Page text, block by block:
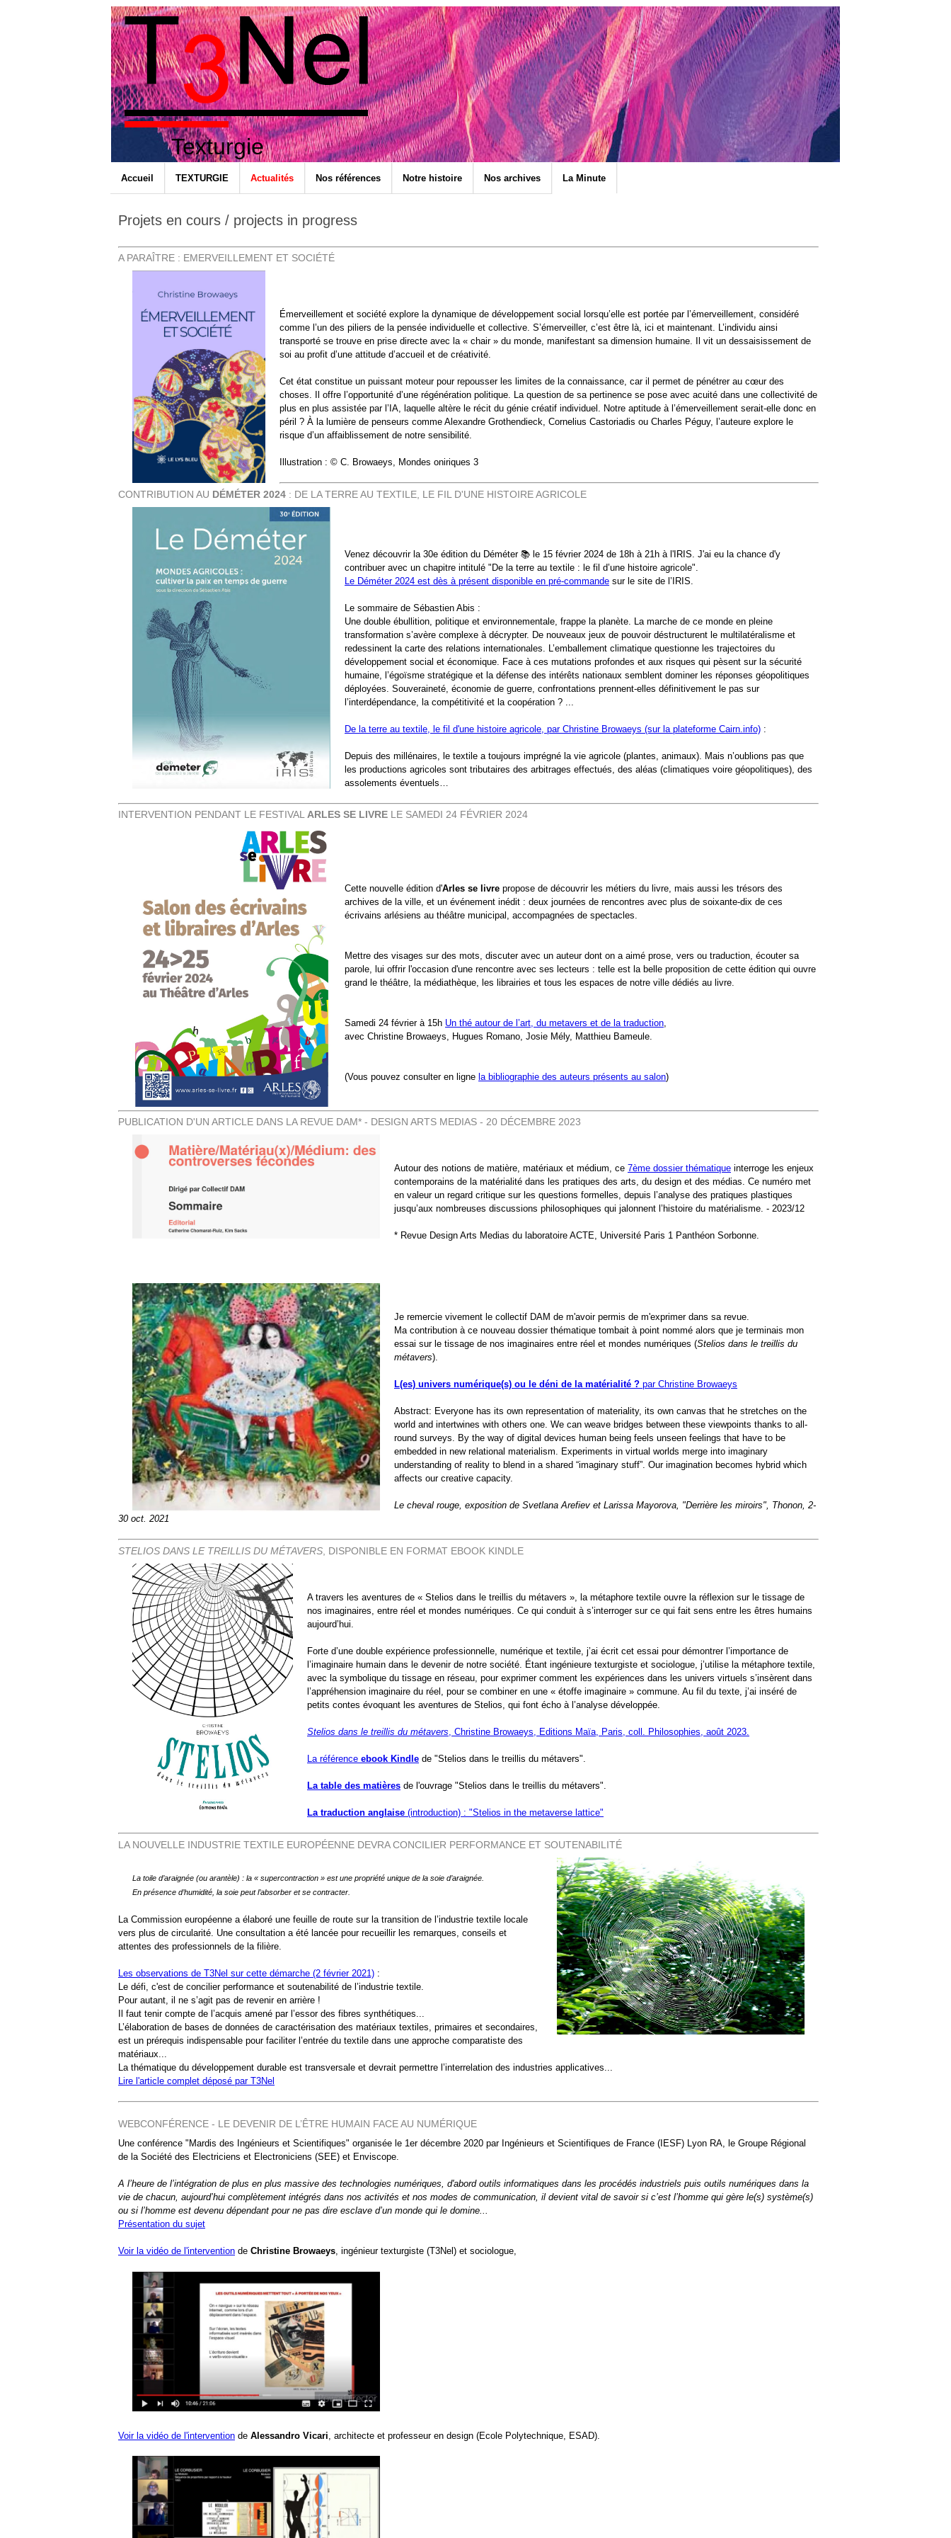
Texturgie
Accueil TEXTURGIE Actualités Nos références Notre histoire Nos archives
archives-mdt-2016 archives-mdt-2017 archives-mdt-2018 archives-mdt-2019
archives-mdt-2023
La Minute
Projets en cours / projects in progress
A PARAÎTRE : EMERVEILLEMENT ET SOCIÉTÉ
Émerveillement et société explore la dynamique de développement social lorsqu’elle est portée par l’émerveillement, considéré
comme l’un des piliers de la pensée individuelle et collective. S’émerveiller, c’est être là, ici et maintenant. L’individu ainsi
transporté se trouve en prise directe avec la « chair » du monde, manifestant sa dimension humaine. Il vit un dessaisissement de
soi au profit d’une attitude d’accueil et de créativité.
Cet état constitue un puissant moteur pour repousser les limites de la connaissance, car il permet de pénétrer au cœur des
choses. Il offre l’opportunité d’une régénération politique. La question de sa pertinence se pose avec acuité dans une collectivité de
plus en plus assistée par l’IA, laquelle altère le récit du génie créatif individuel. Notre aptitude à l’émerveillement serait-elle donc en
péril ? À la lumière de penseurs comme Alexandre Grothendieck, Cornelius Castoriadis ou Charles Péguy, l’auteure explore le
risque d’un affaiblissement de notre sensibilité.
Illustration : © C. Browaeys, Mondes oniriques 3
CONTRIBUTION AU DÉMÉTER 2024 : DE LA TERRE AU TEXTILE, LE FIL D'UNE HISTOIRE AGRICOLE
Venez découvrir la 30e édition du Déméter 📚 le 15 février 2024 de 18h à 21h à l'IRIS. J'ai eu la chance d'y
contribuer avec un chapitre intitulé "De la terre au textile : le fil d’une histoire agricole".
Le Déméter 2024 est dès à présent disponible en pré-commande sur le site de l’IRIS.
Le sommaire de Sébastien Abis :
Une double ébullition, politique et environnementale, frappe la planète. La marche de ce monde en pleine
transformation s’avère complexe à décrypter. De nouveaux jeux de pouvoir déstructurent le multilatéralisme et
redessinent la carte des relations internationales. L’emballement climatique questionne les trajectoires du
développement social et économique. Face à ces mutations profondes et aux risques qui pèsent sur la sécurité
humaine, l’égoïsme stratégique et la défense des intérêts nationaux semblent dominer les réponses géopolitiques
déployées. Souveraineté, économie de guerre, confrontations prennent-elles définitivement le pas sur
l’interdépendance, la compétitivité et la coopération ? ...
De la terre au textile, le fil d'une histoire agricole, par Christine Browaeys (sur la plateforme Cairn.info) :
Depuis des millénaires, le textile a toujours imprégné la vie agricole (plantes, animaux). Mais n’oublions pas que
les productions agricoles sont tributaires des arbitrages effectués, des aléas (climatiques voire géopolitiques), des
assolements éventuels…
INTERVENTION PENDANT LE FESTIVALARLES SE LIVRE LE SAMEDI 24 FÉVRIER 2024
Cette nouvelle édition d'Arles se livre propose de découvrir les métiers du livre, mais aussi les trésors des
archives de la ville, et un événement inédit : deux journées de rencontres avec plus de soixante-dix de ces
écrivains arlésiens au théâtre municipal, accompagnées de spectacles.
Mettre des visages sur des mots, discuter avec un auteur dont on a aimé prose, vers ou traduction, écouter sa
parole, lui offrir l'occasion d'une rencontre avec ses lecteurs : telle est la belle proposition de cette édition qui ouvre
grand le théâtre, la médiathèque, les librairies et tous les espaces de notre ville dédiés au livre.
Samedi 24 février à 15h Un thé autour de l’art, du metavers et de la traduction
avec Christine Browaeys, Hugues Romano, Josie Mély, Matthieu Bameule.
(Vous pouvez consulter en ligne la bibliographie des auteurs présents au salon)
PUBLICATION D'UN ARTICLE DANS LA REVUE DAM* - DESIGN ARTS MEDIAS - 20 DÉCEMBRE 2023
Autour des notions de matière, matériaux et médium, ce 7ème dossier thématique interroge les enjeux
contemporains de la matérialité dans les pratiques des arts, du design et des médias. Ce numéro met
en valeur un regard critique sur les questions formelles, depuis l’analyse des pratiques plastiques
jusqu’aux nombreuses discussions philosophiques qui jalonnent l’histoire du matérialisme. - 2023/12
* Revue Design Arts Medias du laboratoire ACTE, Université Paris 1 Panthéon Sorbonne.
Je remercie vivement le collectif DAM de m'avoir permis de m'exprimer dans sa revue.
Ma contribution à ce nouveau dossier thématique tombait à point nommé alors que je terminais mon
essai sur le tissage de nos imaginaires entre réel et mondes numériques (Stelios dans le treillis du
métavers).
L(es) univers numérique(s) ou le déni de la matérialité ? par Christine Browaeys
Abstract: Everyone has its own representation of materiality, its own canvas that he stretches on the
world and intertwines with others one. We can weave bridges between these viewpoints thanks to all-
round surveys. By the way of digital devices human being feels unseen feelings that have to be
embedded in new relational materialism. Experiments in virtual worlds merge into imaginary
understanding of reality to blend in a shared “imaginary stuff”. Our imagination becomes hybrid which
affects our creative capacity.
Le cheval rouge, exposition de Svetlana Arefiev et Larissa Mayorova, "Derrière les miroirs", Thonon, 2-
30 oct. 2021
STELIOS DANS LE TREILLIS DU MÉTAVERS , DISPONIBLE EN FORMAT EBOOK KINDLE
A travers les aventures de « Stelios dans le treillis du métavers », la métaphore textile ouvre la réflexion sur le tissage de
nos imaginaires, entre réel et mondes numériques. Ce qui conduit à s’interroger sur ce qui fait sens entre les êtres humains
aujourd’hui.
Forte d’une double expérience professionnelle, numérique et textile, j’ai écrit cet essai pour démontrer l’importance de
l’imaginaire humain dans le devenir de notre société. Étant ingénieure texturgiste et sociologue, j’utilise la métaphore textile,
avec la symbolique du tissage en réseau, pour exprimer comment les expériences dans les univers virtuels s’insèrent dans
l’appréhension imaginaire du réel, pour se combiner en une « étoffe imaginaire » commune. Au fil du texte, j’ai inséré de
petits contes évoquant les aventures de Stelios, qui font écho à l’analyse développée.
Stelios dans le treillis du métavers , Christine Browaeys, Editions Maïa, Paris, coll. Philosophies, août 2023.
La référence ebook Kindle de "Stelios dans le treillis du métavers".
La table des matières de l'ouvrage "Stelios dans le treillis du métavers".
La traduction anglaise (introduction) : "Stelios in the metaverse lattice"
LA NOUVELLE INDUSTRIE TEXTILE EUROPÉENNE DEVRA CONCILIER PERFORMANCE ET SOUTENABILITÉ
La toile d’araignée (ou arantèle) : la « supercontraction » est une propriété unique de la soie d’araignée.
En présence d’humidité, la soie peut l’absorber et se contracter.
La Commission européenne a élaboré une feuille de route sur la transition de l’industrie textile locale
vers plus de circularité. Une consultation a été lancée pour recueillir les remarques, conseils et
attentes des professionnels de la filière.
Les observations de T3Nel sur cette démarche (2 février 2021) :
Le défi, c'est de concilier performance et soutenabilité de l’industrie textile.
Pour autant, il ne s’agit pas de revenir en arrière !
Il faut tenir compte de l’acquis amené par l’essor des fibres synthétiques...
L’élaboration de bases de données de caractérisation des matériaux textiles, primaires et secondaires,
est un prérequis indispensable pour faciliter l’entrée du textile dans une approche comparatiste des
matériaux...
La thématique du développement durable est transversale et devrait permettre l’interrelation des industries applicatives...
Lire l'article complet déposé par T3Nel
WEBCONFÉRENCE - LE DEVENIR DE L’ÊTRE HUMAIN FACE AU NUMÉRIQUE
Une conférence "Mardis des Ingénieurs et Scientifiques" organisée le 1er décembre 2020 par Ingénieurs et Scientifiques de France (IESF) Lyon RA, le Groupe Régional
de la Société des Electriciens et Electroniciens (SEE) et Enviscope.
A l’heure de l’intégration de plus en plus massive des technologies numériques, d'abord outils informatiques dans les procédés industriels puis outils numériques dans la
vie de chacun, aujourd’hui complètement intégrés dans nos activités et nos modes de communication, il devient vital de savoir si c’est l’homme qui gère le(s) système(s)
ou si l’homme est devenu dépendant pour ne pas dire esclave d’un monde qui le domine...
Présentation du sujet
Voir la vidéo de l'intervention de Christine Browaeys, ingénieur texturgiste (T3Nel) et sociologue,
Voir la vidéo de l'intervention de Alessandro Vicari , architecte et professeur en design (Ecole Polytechnique, ESAD).